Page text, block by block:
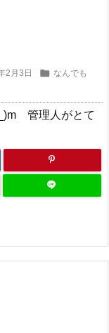
2月3日  なんでも
管理人がとて